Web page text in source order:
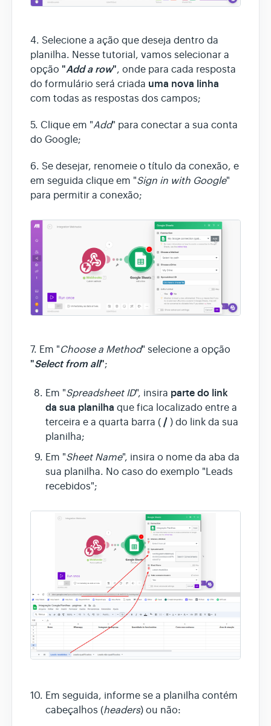
4. Selecione a ação que deseja dentro da
planilha. Nesse tutorial, vamos selecionar a
opção "Add a row", onde para cada resposta
do formulário será criada uma nova linha
com todas as respostas dos campos;
5. Clique em "Add" para conectar a sua conta
do Google;
6. Se desejar, renomeie o título da conexão, e
em seguida clique em "Sign in with Google"
para permitir a conexão;
7. Em "Choose a Method" selecione a opção
"Select from all";
Em "Spreadsheet ID", insira parte do link
da sua planilha que fica localizado entre a
terceira e a quarta barra ( / ) do link da sua
planilha;
Em "Sheet Name", insira o nome da aba da
sua planilha. No caso do exemplo "Leads
recebidos";
Em seguida, informe se a planilha contém
cabeçalhos (headers) ou não: